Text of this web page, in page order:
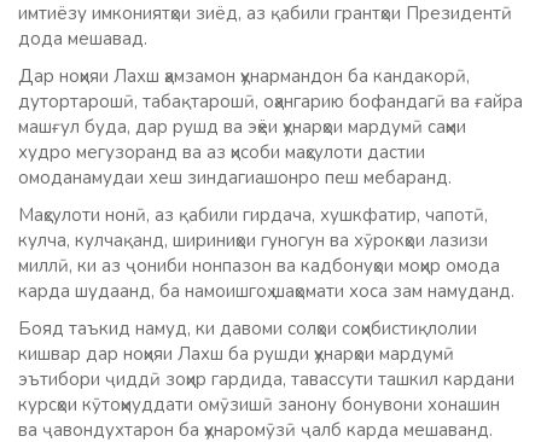
имтиёзу имкониятҳои зиёд, аз қабили грантҳои Президентӣ
дода мешавад.
Дар ноҳияи Лахш ҳамзамон ҳунармандон ба кандакорӣ,
дутортарошӣ, табақтарошӣ, оҳангарию бофандагӣ ва ғайра
машғул буда, дар рушд ва эҳёи ҳунарҳои мардумӣ саҳми
худро мегузоранд ва аз ҳисоби маҳсулоти дастии
омоданамудаи хеш зиндагиашонро пеш мебаранд.
Маҳсулоти нонӣ, аз қабили гирдача, хушкфатир, чапотӣ,
кулча, кулчақанд, шириниҳои гуногун ва хӯрокҳои лазизи
миллӣ, ки аз ҷониби нонпазон ва кадбонуҳои моҳир омода
карда шудаанд, ба намоишгоҳ шаҳомати хоса зам намуданд.
Бояд таъкид намуд, ки давоми солҳои соҳибистиқлолии
кишвар дар ноҳияи Лахш ба рушди ҳунарҳои мардумӣ
эътибори ҷиддӣ зоҳир гардида, тавассути ташкил кардани
курсҳои кӯтоҳмуддати омӯзишӣ занону бонувони хонашин
ва ҷавондухтарон ба ҳунаромӯзӣ ҷалб карда мешаванд.